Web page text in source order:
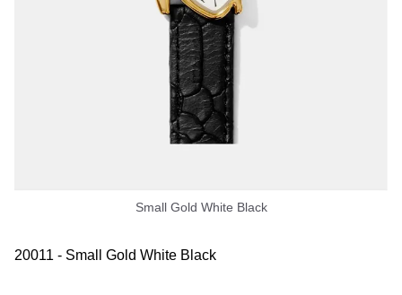
Small Gold White Black
20011 - Small Gold White Black